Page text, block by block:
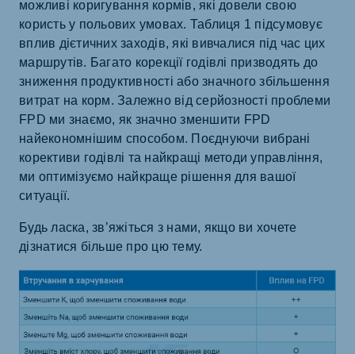
можливі коригування кормів, які довели свою
користь у польових умовах. Таблиця 1 підсумовує
вплив дієтичних заходів, які вивчалися під час цих
маршрутів. Багато корекції годівлі призводять до
зниження продуктивності або значного збільшення
витрат на корм. Залежно від серйозності проблеми
FPD ми знаємо, як значно зменшити FPD
найекономнішим способом. Поєднуючи вибрані
корективи годівлі та найкращі методи управління,
ми оптимізуємо найкраще рішення для вашої
ситуації.
Будь ласка, зв’яжіться з нами, якщо ви хочете
дізнатися більше про цю тему.